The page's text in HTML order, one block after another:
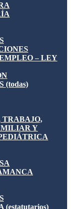
– LEY
(todas)
TRABAJO,
Y
(estatutarios)